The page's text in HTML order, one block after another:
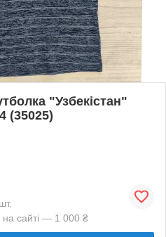
"Узбекістан"
(35025)
на сайті — 1 000 ₴